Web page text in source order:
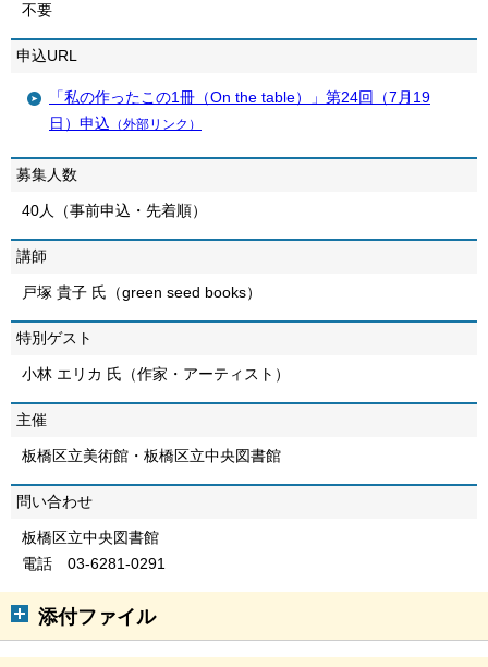
不要
申込URL
「私の作ったこの1冊（On the table）」第24回（7月19
日）申込 （外部リンク）
募集人数
40人（事前申込・先着順）
講師
戸塚 貴子 氏（green seed books）
特別ゲスト
小林 エリカ 氏（作家・アーティスト）
主催
板橋区立美術館・板橋区立中央図書館
問い合わせ
板橋区立中央図書館
電話 03-6281-0291
添付ファイル